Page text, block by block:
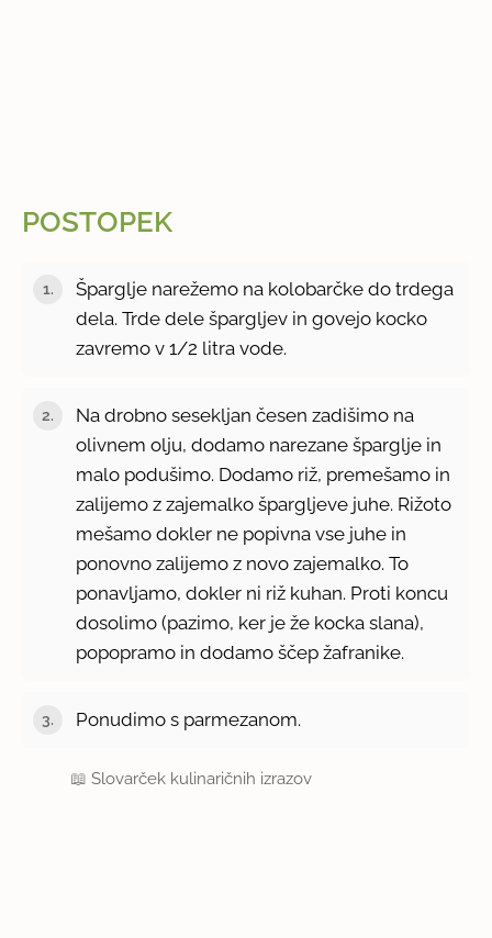
POSTOPEK
Šparglje narežemo na kolobarčke do trdega
dela. Trde dele špargljev in govejo kocko
zavremo v 1/2 litra vode.
Na drobno sesekljan česen zadišimo na
olivnem olju, dodamo narezane šparglje in
malo podušimo. Dodamo riž, premešamo in
zalijemo z zajemalko špargljeve juhe. Rižoto
mešamo dokler ne popivna vse juhe in
ponovno zalijemo z novo zajemalko. To
ponavljamo, dokler ni riž kuhan. Proti koncu
dosolimo (pazimo, ker je že kocka slana),
popopramo in dodamo ščep žafranike.
Ponudimo s parmezanom.
📖Slovarček kulinaričnih izrazov